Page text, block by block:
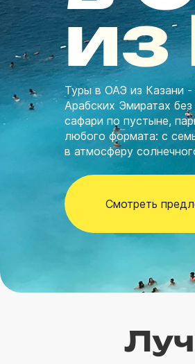
из
Туры в ОАЭ из Казани -
Арабских Эмиратах
сафари по пустыне,
любого формата: с
в атмосферу
Смотреть